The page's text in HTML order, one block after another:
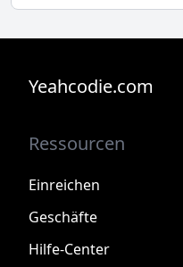
Yeahcodie.com
Ressourcen
Einreichen
Geschäfte
Hilfe-Center